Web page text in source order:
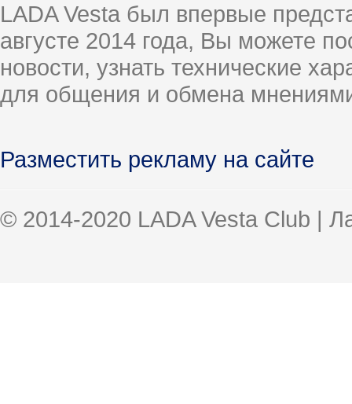
LADA Vesta был впервые
августе 2014 года, Вы можете
новости, узнать технические
для общения и обмена
Разместить рекламу на сайте
© 2014-2020 LADA Vesta Club |